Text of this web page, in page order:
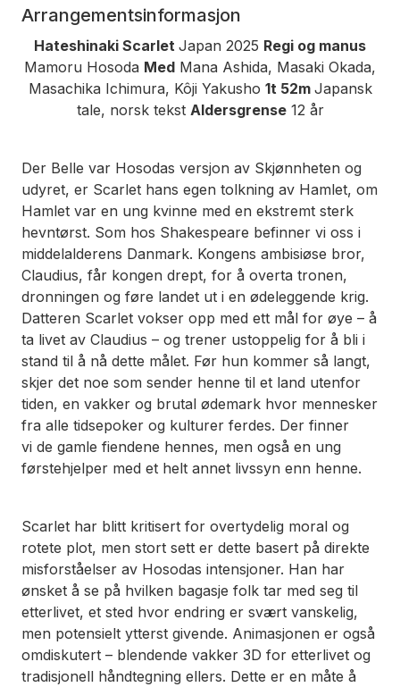
Arrangementsinformasjon
Hateshinaki Scarlet Japan 2025 Regi og manus
Mamoru Hosoda Med Mana Ashida, Masaki Okada,
Masachika Ichimura, Kôji Yakusho 1t 52m Japansk
tale, norsk tekst Aldersgrense12 år
Der Belle var Hosodas versjon av Skjønnheten og
udyret, er Scarlet hans egen tolkning av Hamlet, om
Hamlet var en ung kvinne med en ekstremt sterk
hevntørst. Som hos Shakespeare befinner vi oss i
middelalderens Danmark. Kongens ambisiøse bror,
Claudius, får kongen drept, for å overta tronen,
dronningen og føre landet ut i en ødeleggende krig.
Datteren Scarlet vokser opp med ett mål for øye – å
ta livet av Claudius – og trener ustoppelig for å bli i
stand til å nå dette målet. Før hun kommer så langt,
skjer det noe som sender henne til et land utenfor
tiden, en vakker og brutal ødemark hvor mennesker
fra alle tidsepoker og kulturer ferdes. Der finner
vi de gamle fiendene hennes, men også en ung
førstehjelper med et helt annet livssyn enn henne.
Scarlet har blitt kritisert for overtydelig moral og
rotete plot, men stort sett er dette basert på direkte
misforståelser av Hosodas intensjoner. Han har
ønsket å se på hvilken bagasje folk tar med seg til
etterlivet, et sted hvor endring er svært vanskelig,
men potensielt ytterst givende. Animasjonen er også
omdiskutert – blendende vakker 3D for etterlivet og
tradisjonell håndtegning ellers. Dette er en måte å